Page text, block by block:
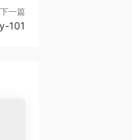
下一篇
101